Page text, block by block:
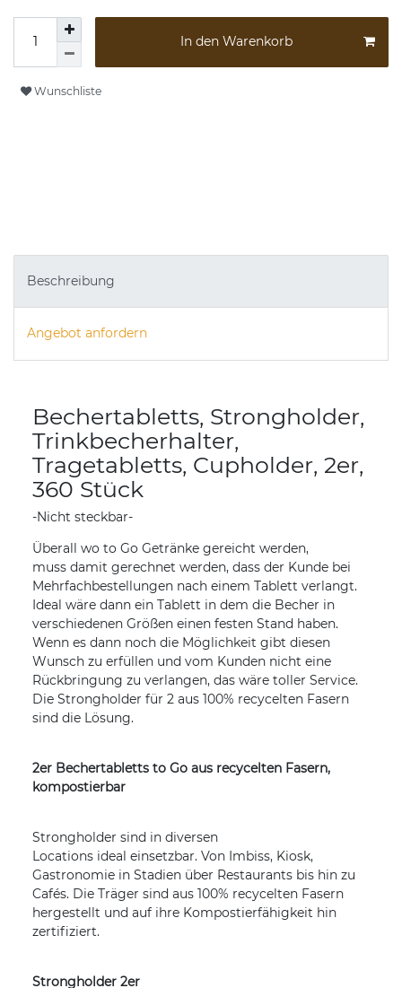
In den Warenkorb
Wunschliste
Beschreibung
Angebot anfordern
Bechertabletts, Strongholder,
Trinkbecherhalter,
Tragetabletts, Cupholder, 2er,
360 Stück
-Nicht steckbar-
Überall wo to Go Getränke gereicht werden,
muss damit gerechnet werden, dass der Kunde bei
Mehrfachbestellungen nach einem Tablett verlangt.
Ideal wäre dann ein Tablett in dem die Becher in
verschiedenen Größen einen festen Stand haben.
Wenn es dann noch die Möglichkeit gibt diesen
Wunsch zu erfüllen und vom Kunden nicht eine
Rückbringung zu verlangen, das wäre toller Service.
Die Strongholder für 2 aus 100% recycelten Fasern
sind die Lösung.
2er Bechertabletts to Go aus recycelten Fasern,
kompostierbar
Strongholder sind in diversen
Locations ideal einsetzbar. Von Imbiss, Kiosk,
Gastronomie in Stadien über Restaurants bis hin zu
Cafés. Die Träger sind aus 100% recycelten Fasern
hergestellt und auf ihre Kompostierfähigkeit hin
zertifiziert.
Strongholder 2er